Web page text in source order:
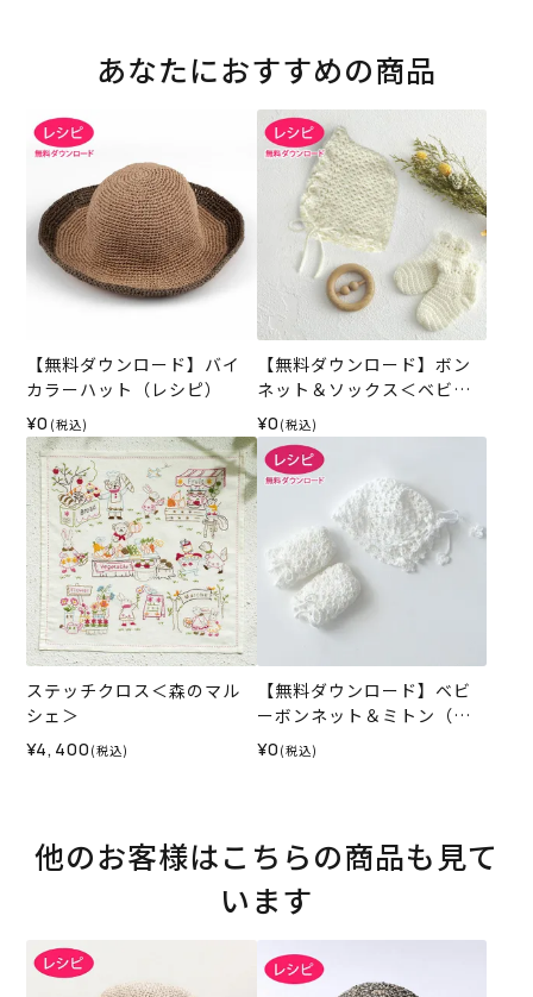
あなたにおすすめの商品
【無料ダウンロード】バイ
カラーハット（レシピ）
¥0 (税込)
【無料ダウンロード】ボン
ネット＆ソックス＜ベビー
パレット＞（レシピ）
¥0 (税込)
ステッチクロス＜森のマル
シェ＞
¥4,400 (税込)
【無料ダウンロード】ベビ
ーボンネット＆ミトン（レ
シピ）
¥0 (税込)
他のお客様はこちらの商品も見て
います